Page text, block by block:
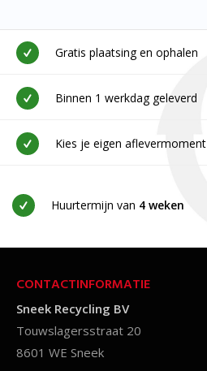
Gratis plaatsing en ophalen
Binnen 1 werkdag geleverd
Kies je eigen aflevermoment
Huurtermijn van 4 weken
CONTACTINFORMATIE
Sneek Recycling BV
Touwslagersstraat 20
8601 WE Sneek